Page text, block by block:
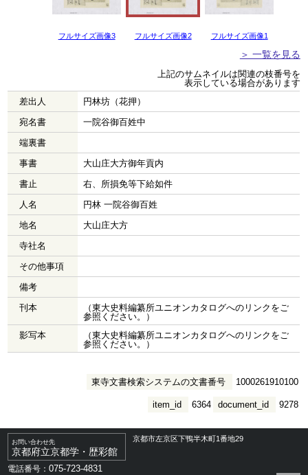
フルサイズ画像3 フルサイズ画像2 フルサイズ画像1
＞ 一覧を見る
上記のサムネイルは関連の枝番号を
表示している場合があります
差出人
円林坊（花押）
宛名書
一院谷御百姓中
端裏書
事書
大山庄大方御年貢内
書止
右、所損免等下給如件
人名
円林 一院谷御百姓
地名
大山庄大方
寺社名
その他事項
備考
刊本
（東大史料編纂所ユニオンカタログへのリンクをご
参照ください。）
影写本
（東大史料編纂所ユニオンカタログへのリンクをご
参照ください。）
東寺文書検索システムの文書番号 1000261910100
document_id 9278
item_id 6364
お問い合わせ先
京都府立京都学・歴彩館
京都市左京区下鴨半木町1番地29
電話番号：075-723-4831